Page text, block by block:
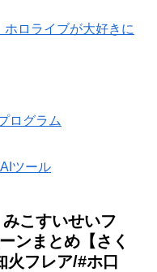
ロライブが大好きに
ログラム
ツール
みこすいせいフ
ンまとめ【さく
火フレア/#ホ口